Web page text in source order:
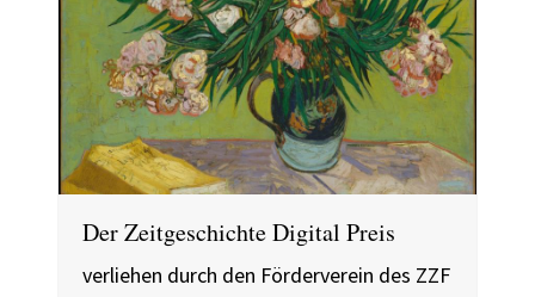
Der Zeitgeschichte Digital Preis
verliehen durch den Förderverein des ZZF